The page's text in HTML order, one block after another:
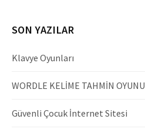
SON YAZILAR
Klavye Oyunları
WORDLE KELİME TAHMİN OYUNU
Güvenli Çocuk İnternet Sitesi